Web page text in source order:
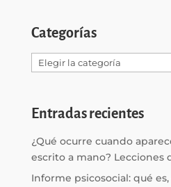
Categorías
Categorías
Entradas recientes
¿Qué ocurre cuando
escrito a mano? Lecciones
Informe psicosocial: qué